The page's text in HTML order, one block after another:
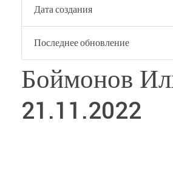
Дата создания
Последнее обновление
Боймонов
21.11.2022